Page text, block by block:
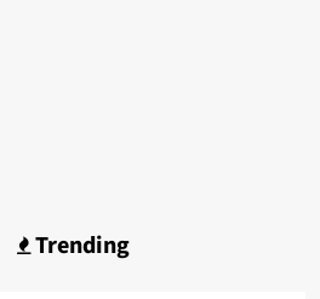
Trending